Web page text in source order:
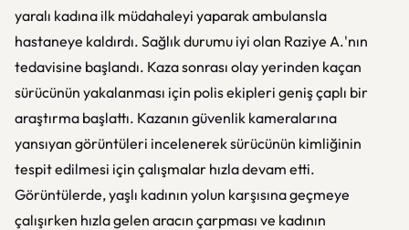
yaralı kadına ilk müdahaleyi yaparak ambulansla
hastaneye kaldırdı. Sağlık durumu iyi olan Raziye A.'nın
tedavisine başlandı. Kaza sonrası olay yerinden kaçan
sürücünün yakalanması için polis ekipleri geniş çaplı bir
araştırma başlattı. Kazanın güvenlik kameralarına
yansıyan görüntüleri incelenerek sürücünün kimliğinin
tespit edilmesi için çalışmalar hızla devam etti.
Görüntülerde, yaşlı kadının yolun karşısına geçmeye
çalışırken hızla gelen aracın çarpması ve kadının